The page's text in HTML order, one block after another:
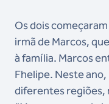
Os dois
irmã de Marcos,
à família. Marcos
Fhelipe. Neste
diferentes regiões,